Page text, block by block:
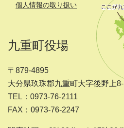
個人情報の取り扱い
九重町役場
〒879-4895
大分県玖珠郡九重町大字後野上
TEL：0973-76-2111
FAX：0973-76-2247